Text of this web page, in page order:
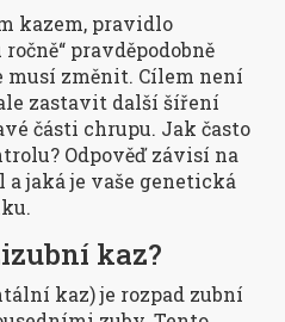
kazem, pravidlo
pravděpodobně
musí změnit. Cílem není
zastavit další šíření
části chrupu. Jak často
Odpověď závisí na
a jaká je vaše genetická
kaz?
kaz) je rozpad zubní